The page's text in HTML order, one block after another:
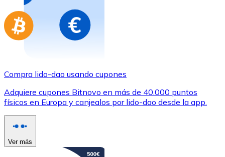
Ir a la tienda de tarjetas regalo
Compra lido-dao usando cupones
Adquiere cupones Bitnovo en más de 40.000 puntos
físicos en Europa y canjealos por lido-dao desde la app.
Ver más